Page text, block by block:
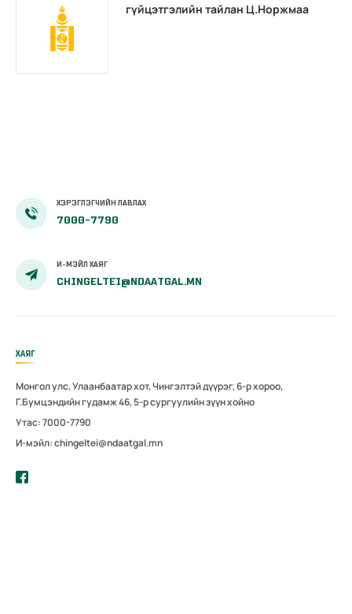
гүйцэтгэлийн тайлан Ц.Норжмаа
ХЭРЭГЛЭГЧИЙН ЛАВЛАХ
7000-7790
И-МЭЙЛ ХАЯГ
CHINGELTEI@NDAATGAL.MN
ХАЯГ
Монгол улс, Улаанбаатар хот, Чингэлтэй дүүрэг, 6-р хороо,
Г.Бумцэндийн гудамж 46, 5-р сургуулийн зүүн хойно
Утас: 7000-7790
И-мэйл: chingeltei@ndaatgal.mn